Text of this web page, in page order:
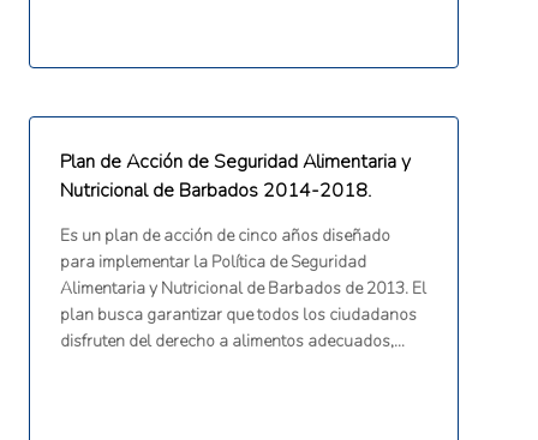
Plan de Acción de Seguridad Alimentaria y
Nutricional de Barbados 2014-2018.
Es un plan de acción de cinco años diseñado
para implementar la Política de Seguridad
Alimentaria y Nutricional de Barbados de 2013. El
plan busca garantizar que todos los ciudadanos
disfruten del derecho a alimentos adecuados,